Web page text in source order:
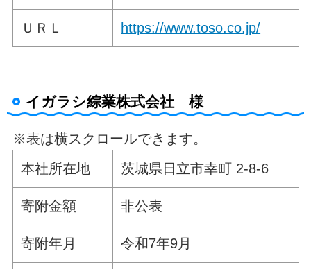
ＵＲＬ https://www.toso.co.jp/
イガラシ綜業株式会社 様
※表は横スクロールできます。
本社所在地
茨城県日立市幸町 2-8-6
寄附金額 非公表
寄附年月 令和7年9月